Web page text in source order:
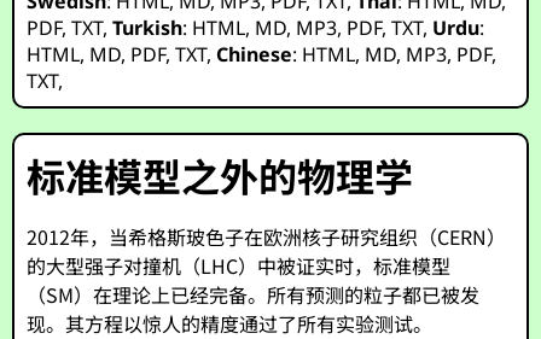
PDF,TXT,Turkish: HTML, MD, MP3, PDF,TXT, Urdu:
HTML, MD, PDF,TXT,Chinese: HTML, MD, MP3, PDF,
TXT,
标准模型之外的物理学
2012年，当希格斯玻色子在欧洲核子研究组织（CERN）
的大型强子对撞机（LHC）中被证实时，标准模型
（SM）在理论上已经完备。所有预测的粒子都已被发
现。其方程以惊人的精度通过了所有实验测试。